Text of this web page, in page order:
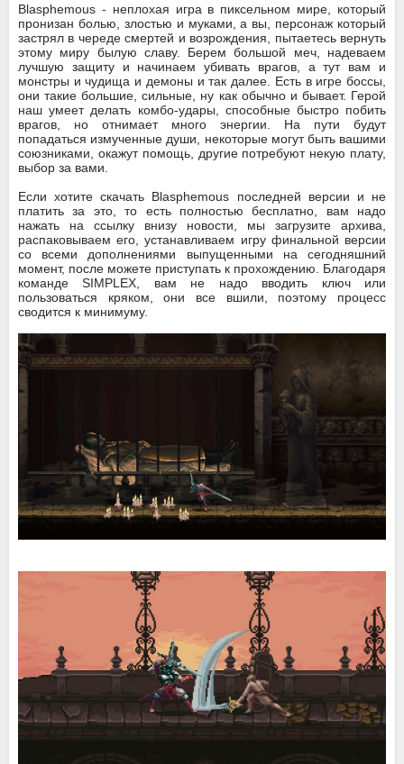
Blasphemous - неплохая игра в пиксельном мире, который
пронизан болью, злостью и муками, а вы, персонаж который
застрял в череде смертей и возрождения, пытаетесь вернуть
этому миру былую славу. Берем большой меч, надеваем
лучшую защиту и начинаем убивать врагов, а тут вам и
монстры и чудища и демоны и так далее. Есть в игре боссы,
они такие большие, сильные, ну как обычно и бывает. Герой
наш умеет делать комбо-удары, способные быстро побить
врагов, но отнимает много энергии. На пути будут
попадаться измученные души, некоторые могут быть вашими
союзниками, окажут помощь, другие потребуют некую плату,
выбор за вами.
Если хотите скачать Blasphemous последней версии и не
платить за это, то есть полностью бесплатно, вам надо
нажать на ссылку внизу новости, мы загрузите архива,
распаковываем его, устанавливаем игру финальной версии
со всеми дополнениями выпущенными на сегодняшний
момент, после можете приступать к прохождению. Благодаря
команде SIMPLEX, вам не надо вводить ключ или
пользоваться кряком, они все вшили, поэтому процесс
сводится к минимуму.